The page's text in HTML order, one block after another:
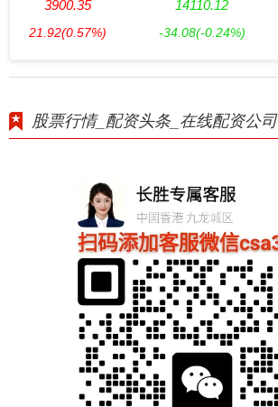
3900.35
21.92(0.57%)
14110.12
-34.08(-0.24%)
股票行情_配资头条_在线配资公司